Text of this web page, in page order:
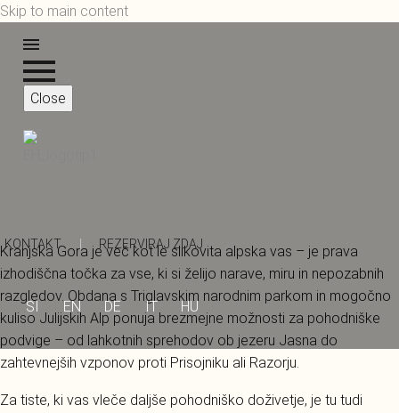
Skip to main content
Close
KONTAKT REZERVIRAJ ZDAJ
SI EN DE IT HU
Kranjska Gora je več kot le slikovita alpska vas – je prava
izhodiščna točka za vse, ki si želijo narave, miru in nepozabnih
razgledov. Obdana s Triglavskim narodnim parkom in mogočno
kuliso Julijskih Alp ponuja brezmejne možnosti za pohodniške
podvige – od lahkotnih sprehodov ob jezeru Jasna do
zahtevnejših vzponov proti Prisojniku ali Razorju.
Za tiste, ki vas vleče daljše pohodniško doživetje, je tu tudi